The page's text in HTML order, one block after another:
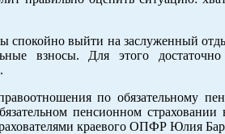
спокойно выйти на заслуженный
взносы. Для этого
по обязательному
пенсионном страховании
краевого ОПФР Юлия